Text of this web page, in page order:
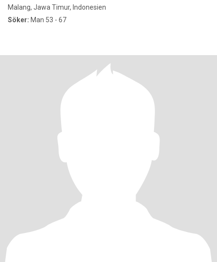
Malang, Jawa Timur, Indonesien
Söker: Man 53 - 67